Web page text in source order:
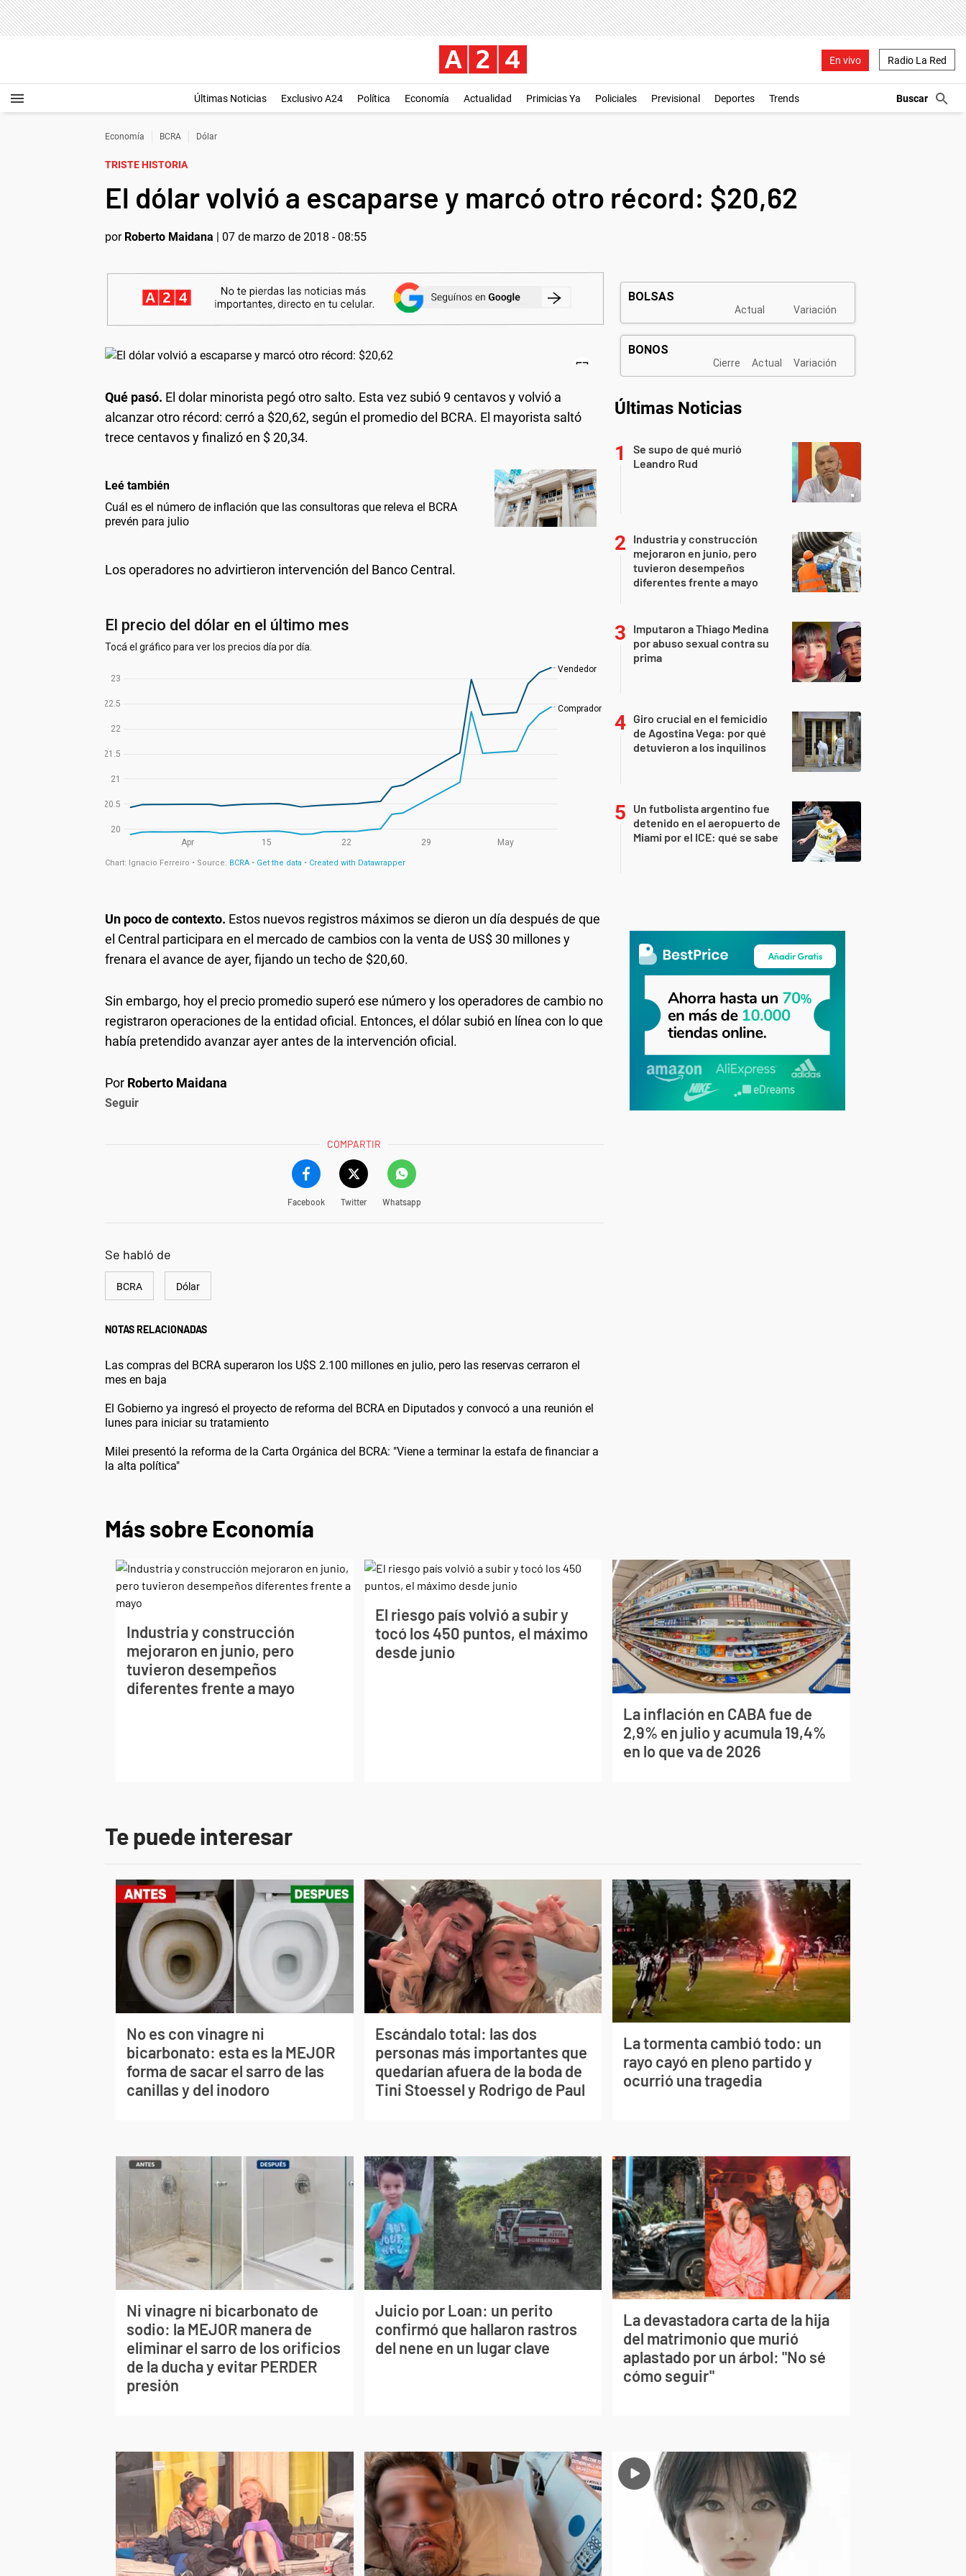
En vivo Radio La Red
Últimas Noticias Exclusivo A24 Política Economía Actualidad Primicias Ya Policiales Previsional Deportes Trends
Economía BCRA Dólar
TRISTE HISTORIA
El dólar volvió a escaparse y marcó otro récord: $20,62
por Roberto Maidana | 07 de marzo de 2018 - 08:55
Qué pasó. El dolar minorista pegó otro salto. Esta vez subió 9 centavos y volvió a
alcanzar otro récord: cerró a $20,62, según el promedio del BCRA. El mayorista saltó
trece centavos y finalizó en $ 20,34.
Leé también
Cuál es el número de inflación que las consultoras que releva el BCRA
prevén para julio
Los operadores no advirtieron intervención del Banco Central.
Un poco de contexto. Estos nuevos registros máximos se dieron un día después de que
el Central participara en el mercado de cambios con la venta de US$ 30 millones y
frenara el avance de ayer, fijando un techo de $20,60.
Sin embargo, hoy el precio promedio superó ese número y los operadores de cambio no
registraron operaciones de la entidad oficial. Entonces, el dólar subió en línea con lo que
había pretendido avanzar ayer antes de la intervención oficial.
Por Roberto Maidana
Seguir
COMPARTIR
Facebook Twitter Whatsapp
Se habló de
BCRA Dólar
NOTAS RELACIONADAS
Las compras del BCRA superaron los U$S 2.100 millones en julio, pero las reservas cerraron el
mes en baja
El Gobierno ya ingresó el proyecto de reforma del BCRA en Diputados y convocó a una reunión el
lunes para iniciar su tratamiento
Milei presentó la reforma de la Carta Orgánica del BCRA: "Viene a terminar la estafa de financiar a
la alta política"
Últimas Noticias
Se supo de qué murió
Leandro Rud
Industria y construcción
mejoraron en junio, pero
tuvieron desempeños
diferentes frente a mayo
Imputaron a Thiago Medina
por abuso sexual contra su
prima
Giro crucial en el femicidio
de Agostina Vega: por qué
detuvieron a los inquilinos
Un futbolista argentino fue
detenido en el aeropuerto de
Miami por el ICE: qué se sabe
Más sobre Economía
Industria y construcción
mejoraron en junio, pero
tuvieron desempeños
diferentes frente a mayo
El riesgo país volvió a subir y
tocó los 450 puntos, el máximo
desde junio
La inflación en CABA fue de
2,9% en julio y acumula 19,4%
en lo que va de 2026
Te puede interesar
No es con vinagre ni
bicarbonato: esta es la MEJOR
forma de sacar el sarro de las
canillas y del inodoro
Escándalo total: las dos
personas más importantes que
quedarían afuera de la boda de
Tini Stoessel y Rodrigo de Paul
La tormenta cambió todo: un
rayo cayó en pleno partido y
ocurrió una tragedia
Ni vinagre ni bicarbonato de
sodio: la MEJOR manera de
eliminar el sarro de los orificios
de la ducha y evitar PERDER
presión
Juicio por Loan: un perito
confirmó que hallaron rastros
del nene en un lugar clave
La devastadora carta de la hija
del matrimonio que murió
aplastado por un árbol: "No sé
cómo seguir"